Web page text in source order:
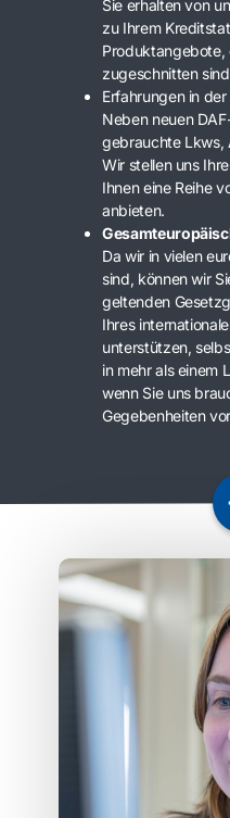
Sie erhalten von
zu Ihrem
Produktangebote,
zugeschnitten
Erfahrungen in
Neben neuen
gebrauchte Lkws,
Wir stellen uns
Ihnen eine Reihe
anbieten.
Da wir in vielen
sind, können wir
geltenden
Ihres
unterstützen,
in mehr als einem
wenn Sie uns
Gegebenheiten